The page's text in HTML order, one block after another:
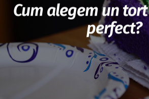
Cum alegem un
perfect?